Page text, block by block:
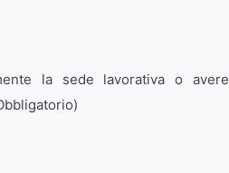
la sede lavorativa o avere